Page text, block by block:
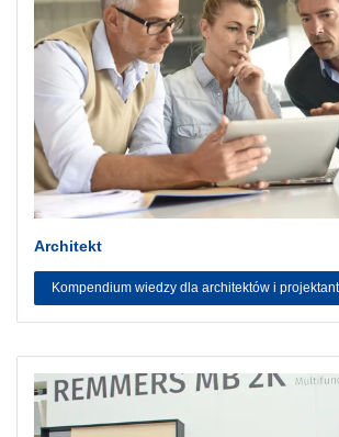
Architekt
Kompendium wiedzy dla architektów i